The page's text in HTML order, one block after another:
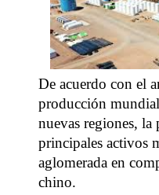
De acuerdo con el
producción
nuevas regiones, la
principales activos
aglomerada en
chino.